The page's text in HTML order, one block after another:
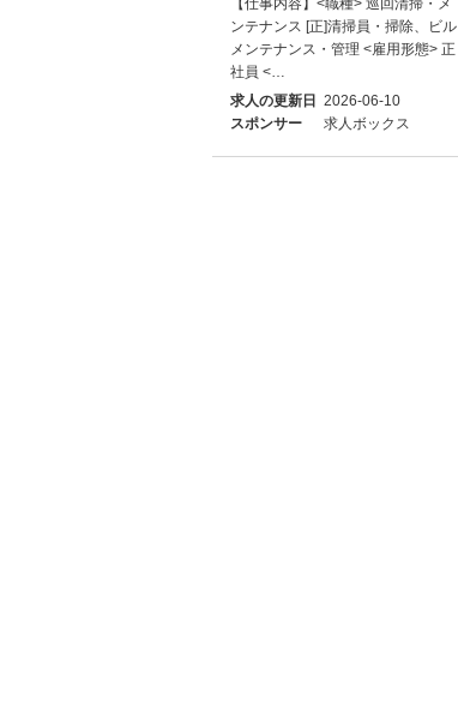
【仕事内容】<職種> 巡回清掃・メ
ンテナンス [正]清掃員・掃除、ビル
メンテナンス・管理 <雇用形態> 正
社員 <…
求人の更新日
2026-06-10
スポンサー
求人ボックス